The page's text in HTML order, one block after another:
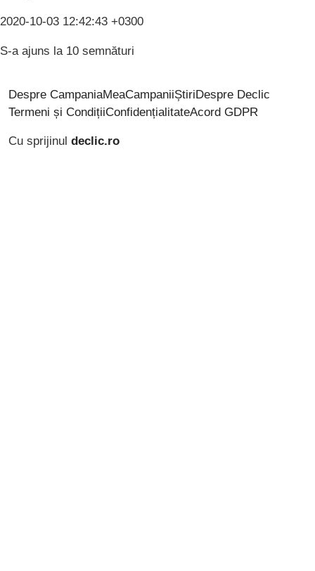
2020-10-03 12:42:43 +0300
S-a ajuns la 10 semnături
Despre CampaniaMeaCampaniiȘtiri Despre Declic
Termeni și CondițiiConfidențialitateAcord GDPR
Cu sprijinul declic.ro